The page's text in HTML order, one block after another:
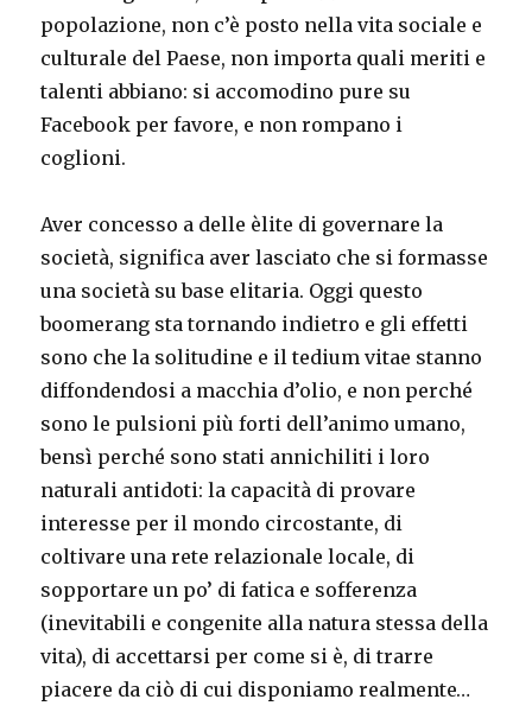
popolazione, non c’è posto nella vita sociale e
culturale del Paese, non importa quali meriti e
talenti abbiano: si accomodino pure su
Facebook per favore, e non rompano i
coglioni.
Aver concesso a delle èlite di governare la
società, significa aver lasciato che si formasse
una società su base elitaria. Oggi questo
boomerang sta tornando indietro e gli effetti
sono che la solitudine e il tedium vitae stanno
diffondendosi a macchia d’olio, e non perché
sono le pulsioni più forti dell’animo umano,
bensì perché sono stati annichiliti i loro
naturali antidoti: la capacità di provare
interesse per il mondo circostante, di
coltivare una rete relazionale locale, di
sopportare un po’ di fatica e sofferenza
(inevitabili e congenite alla natura stessa della
vita), di accettarsi per come si è, di trarre
piacere da ciò di cui disponiamo realmente…